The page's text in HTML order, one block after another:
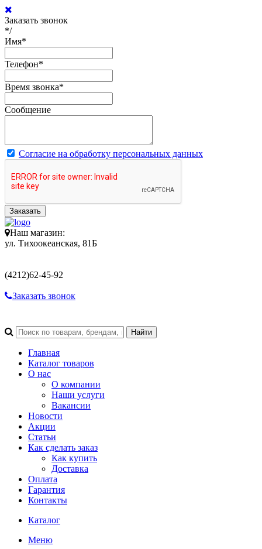
Заказать звонок
*/
Имя*
Телефон*
Время звонка*
Сообщение
Согласие на обработку персональных данных
Заказать
Наш магазин:
ул. Тихоокеанская, 81Б
(4212)62-45-92
Заказать звонок
Главная
Каталог товаров
О нас
О компании
Наши услуги
Вакансии
Новости
Акции
Статьи
Как сделать заказ
Как купить
Доставка
Оплата
Гарантия
Контакты
Каталог
Меню